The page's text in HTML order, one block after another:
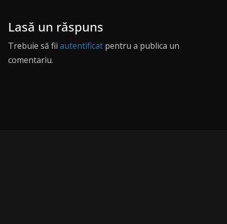
Lasă un răspuns
Trebuie să fii autentificat pentru a publica un
comentariu.